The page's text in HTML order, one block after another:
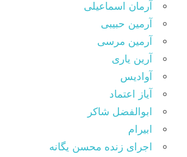
آرمان اسماعیلی
آرمین حبیبی
آرمین مرسی
آرین یاری
آوادیس
آیاز اعتماد
ابوالفضل شاکر
ابیرام
اجرای زنده محسن یگانه